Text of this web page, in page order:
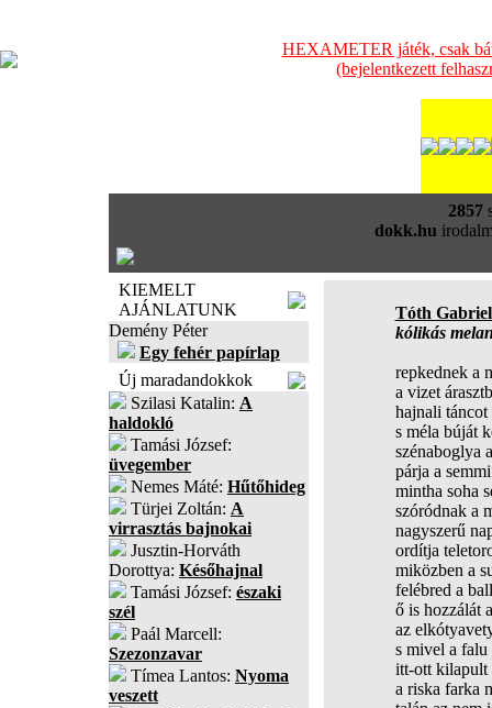
HEXAMETER játék, csak
(bejelentkezett
2857
dokk.hu
KIEMELT
AJÁNLATUNK
Demény Péter
Egy fehér papírlap
Új maradandokkok
Szilasi Katalin: A
haldokló
Tamási József:
üvegember
Nemes Máté: Hűtőhideg
Türjei Zoltán: A
virrasztás bajnokai
Jusztin-Horváth
Dorottya: Későhajnal
Tamási József: északi
szél
Paál Marcell:
Szezonzavar
Tímea Lantos: Nyoma
veszett
Tóth
kólikás
repkednek a
a vizet
hajnali
s méla búját
szénaboglya
párja a
mintha soha
szóródnak a
nagyszerű
ordítja
miközben a
felébred a
ő is hozzálát
az
s mivel a
itt-ott kilapult
a riska farka